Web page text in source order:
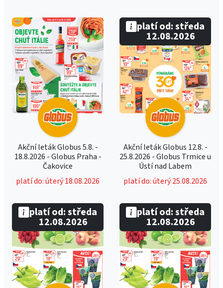
Akční leták Globus 5.8. -
18.8.2026 - Globus Praha -
Čakovice
platí do: úterý 18.08.2026
Akční leták Globus 12.8. -
25.8.2026 - Globus Trmice u
Ústí nad Labem
platí do: úterý 25.08.2026
platí od: středa
12.08.2026
platí od: středa
12.08.2026
platí od: středa
12.08.2026